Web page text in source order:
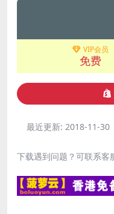
VIP会员
免费
最近更新: 2018-11-30
下载遇到问题？可联系客